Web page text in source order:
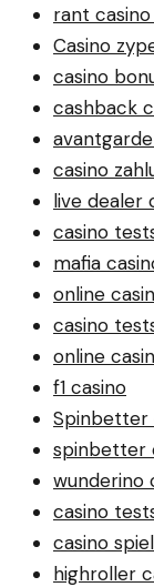
rant
Casino
casino
cashback
casino
live dealer
casino
mafia
online
casino
online
f1 casino
Spinbetter
spinbetter
wunderino
casino
casino
highroller